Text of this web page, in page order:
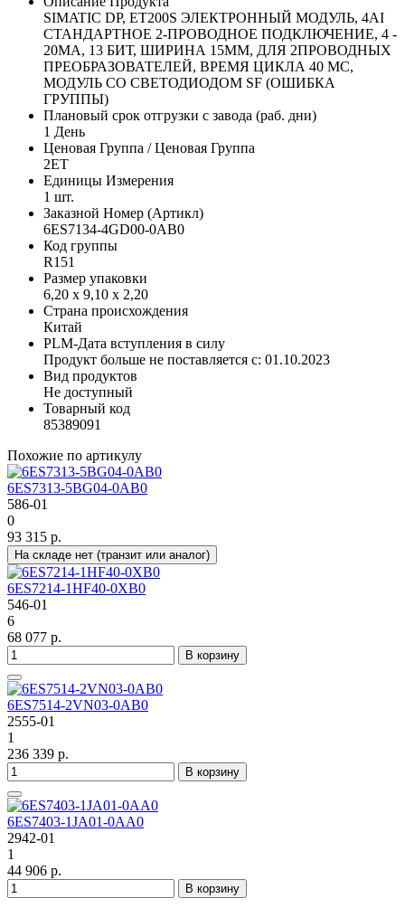
SIMATIC DP, ET200S ЭЛЕКТРОННЫЙ МОДУЛЬ, 4AI
СТАНДАРТНОЕ 2-ПРОВОДНОЕ ПОДКЛЮЧЕНИЕ, 4 -
20MA, 13 БИТ, ШИРИНА 15MM, ДЛЯ 2ПРОВОДНЫХ
ПРЕОБРАЗОВАТЕЛЕЙ, ВРЕМЯ ЦИКЛА 40 МС,
МОДУЛЬ СО СВЕТОДИОДОМ SF (ОШИБКА
ГРУППЫ)
Плановый срок отгрузки с завода (раб. дни)
1 День
Ценовая Группа / Ценовая Группа
2ET
Единицы Измерения
1 шт.
Заказной Номер (Артикл)
6ES7134-4GD00-0AB0
Код группы
R151
Размер упаковки
6,20 x 9,10 x 2,20
Страна происхождения
Китай
PLM-Дата вступления в силу
Продукт больше не поставляется с: 01.10.2023
Вид продуктов
Не доступный
Товарный код
85389091
Похожие по артикулу
6ES7313-5BG04-0AB0
586-01
0
93 315 р.
На складе нет (транзит или аналог)
6ES7214-1HF40-0XB0
546-01
6
68 077 р.
В корзину
6ES7514-2VN03-0AB0
2555-01
1
236 339 р.
В корзину
6ES7403-1JA01-0AA0
2942-01
1
44 906 р.
В корзину